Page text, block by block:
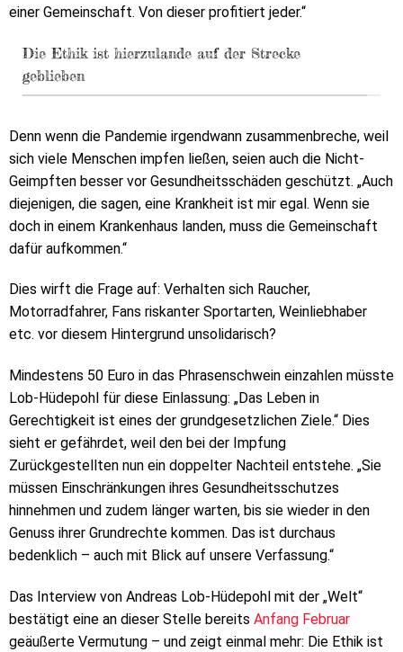
einer Gemeinschaft. Von dieser profitiert jeder.“
Die Ethik ist hierzulande auf der Strecke
geblieben
Denn wenn die Pandemie irgendwann zusammenbreche, weil
sich viele Menschen impfen ließen, seien auch die Nicht-
Geimpften besser vor Gesundheitsschäden geschützt. „Auch
diejenigen, die sagen, eine Krankheit ist mir egal. Wenn sie
doch in einem Krankenhaus landen, muss die Gemeinschaft
dafür aufkommen.“
Dies wirft die Frage auf: Verhalten sich Raucher,
Motorradfahrer, Fans riskanter Sportarten, Weinliebhaber
etc. vor diesem Hintergrund unsolidarisch?
Mindestens 50 Euro in das Phrasenschwein einzahlen müsste
Lob-Hüdepohl für diese Einlassung: „Das Leben in
Gerechtigkeit ist eines der grundgesetzlichen Ziele.“ Dies
sieht er gefährdet, weil den bei der Impfung
Zurückgestellten nun ein doppelter Nachteil entstehe. „Sie
müssen Einschränkungen ihres Gesundheitsschutzes
hinnehmen und zudem länger warten, bis sie wieder in den
Genuss ihrer Grundrechte kommen. Das ist durchaus
bedenklich – auch mit Blick auf unsere Verfassung.“
Das Interview von Andreas Lob-Hüdepohl mit der „Welt“
bestätigt eine an dieser Stelle bereits Anfang Februar
geäußerte Vermutung – und zeigt einmal mehr: Die Ethik ist